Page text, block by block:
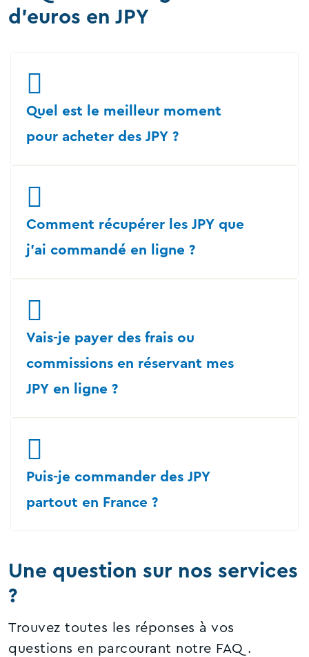
d'euros en JPY
Quel est le meilleur moment
pour acheter des JPY ?
Comment récupérer les JPY que
j'ai commandé en ligne ?
Vais-je payer des frais ou
commissions en réservant mes
JPY en ligne ?
Puis-je commander des JPY
partout en France ?
Une question sur nos services
?
Trouvez toutes les réponses à vos
questions en parcourant notre FAQ.